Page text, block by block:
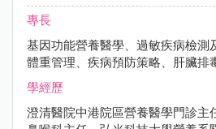
專長
基因功能營養醫學、過敏疾病檢測
體重管理、疾病預防策略、肝臟排
學經歷
澄清醫院中港院區營養醫學門診主